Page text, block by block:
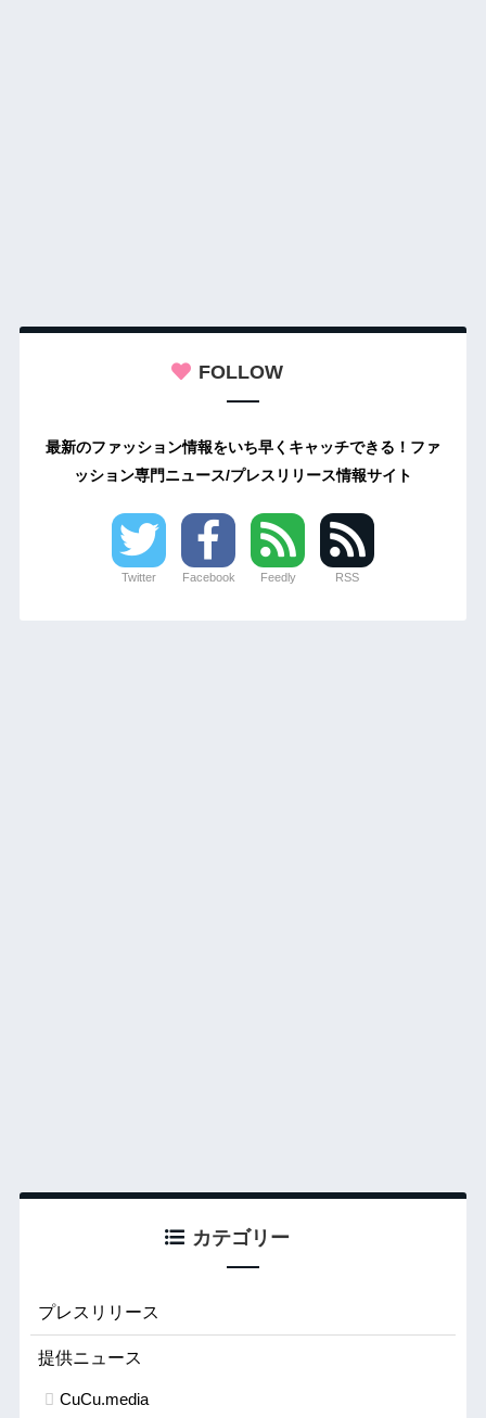
FOLLOW
最新のファッション情報をいち早くキャッチできる！ファ
ッション専門ニュース/プレスリリース情報サイト
Twitter Facebook Feedly RSS
カテゴリー
プレスリリース
提供ニュース
CuCu.media